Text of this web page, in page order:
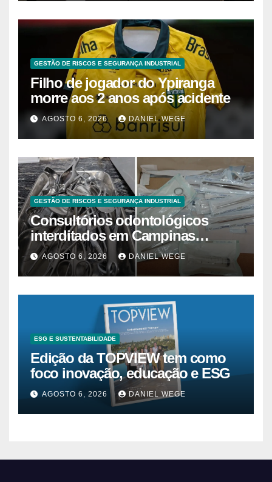
GESTÃO DE RISCOS E SEGURANÇA INDUSTRIAL
Filho de jogador do Ypiranga
morre aos 2 anos após acidente
AGOSTO 6, 2026 DANIEL WEGE
GESTÃO DE RISCOS E SEGURANÇA INDUSTRIAL
Consultórios odontológicos
interditados em Campinas
superam 2025
AGOSTO 6, 2026 DANIEL WEGE
ESG E SUSTENTABILIDADE
Edição da TOPVIEW tem como
foco inovação, educação e ESG
AGOSTO 6, 2026 DANIEL WEGE